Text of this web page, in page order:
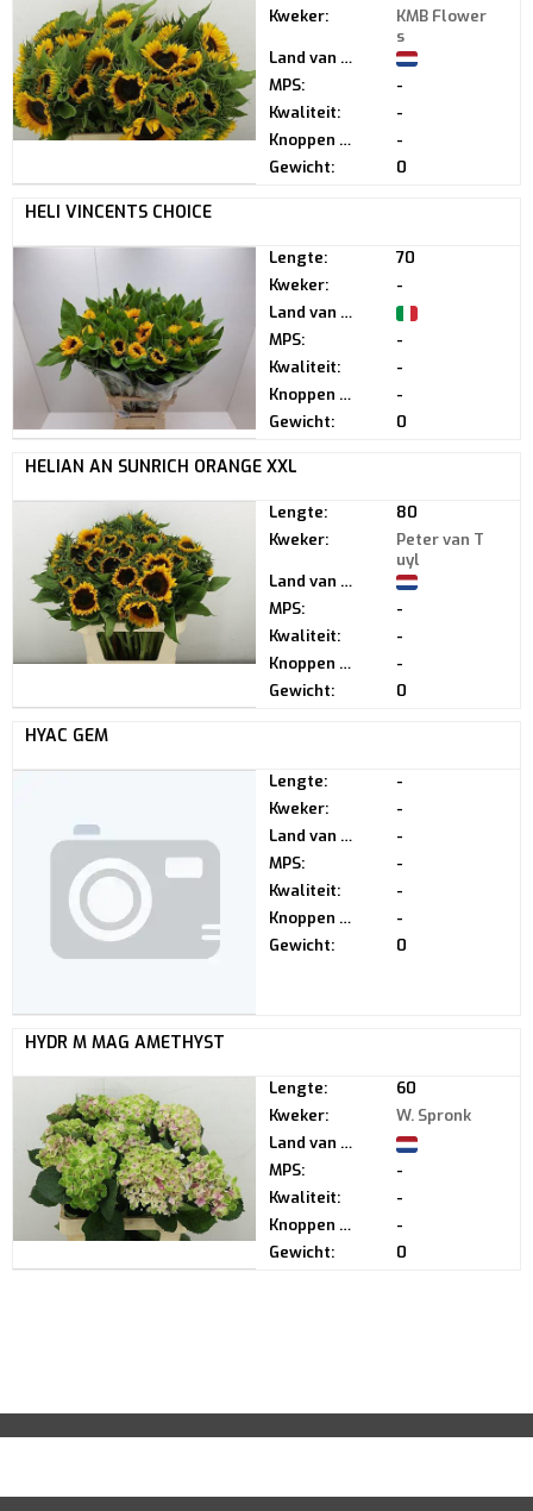
Kweker:
KMB Flower
s
Land van herkomst:
MPS:
-
Kwaliteit:
-
Knoppen per steel:
-
Gewicht:
0
HELI VINCENTS CHOICE
Lengte:
70
Kweker:
-
Land van herkomst:
MPS:
-
Kwaliteit:
-
Knoppen per steel:
-
Gewicht:
0
HELIAN AN SUNRICH ORANGE XXL
Lengte:
80
Kweker:
Peter van T
uyl
Land van herkomst:
MPS:
-
Kwaliteit:
-
Knoppen per steel:
-
Gewicht:
0
HYAC GEM
Lengte:
-
Kweker:
-
Land van herkomst:
-
MPS:
-
Kwaliteit:
-
Knoppen per steel:
-
Gewicht:
0
HYDR M MAG AMETHYST
Lengte:
60
Kweker:
W. Spronk
Land van herkomst:
MPS:
-
Kwaliteit:
-
Knoppen per steel:
-
Gewicht:
0